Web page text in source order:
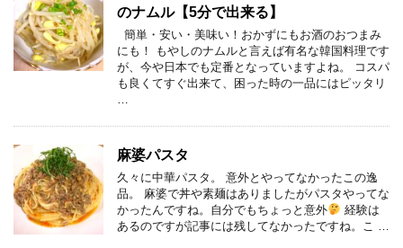
のナムル【5分で出来る】
簡単・安い・美味い！おかずにもお酒のおつまみ
にも！ もやしのナムルと言えば有名な韓国料理です
が、今や日本でも定番となっていますよね。 コスパ
も良くてすぐ出来て、困った時の一品にはピッタリ
麻婆パスタ
久々に中華パスタ。 意外とやってなかったこの逸
品。 麻婆で丼や素麺はありましたがパスタやってな
かったんですね。自分でもちょっと意外
経験は
あるのですが記事には残してなかったですね。こ …